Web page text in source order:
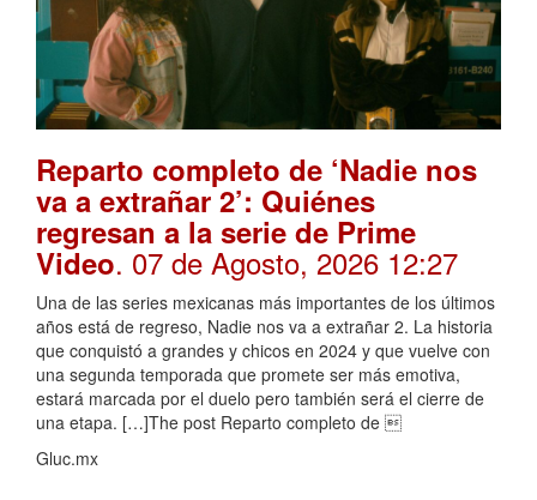
Reparto completo de ‘Nadie nos
va a extrañar 2’: Quiénes
regresan a la serie de Prime
Video. 07 de Agosto, 2026 12:27
Una de las series mexicanas más importantes de los últimos
años está de regreso, Nadie nos va a extrañar 2. La historia
que conquistó a grandes y chicos en 2024 y que vuelve con
una segunda temporada que promete ser más emotiva,
estará marcada por el duelo pero también será el cierre de
una etapa. […]The post Reparto completo de 
Gluc.mx